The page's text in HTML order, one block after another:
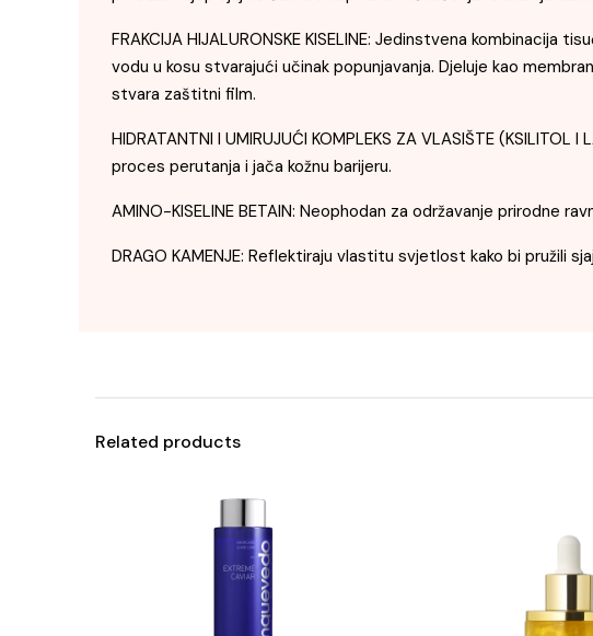
FRAKCIJA HIJALURONSKE KISELINE: Jedinstvena kombinacija
vodu u kosu stvarajući učinak popunjavanja. Djeluje kao
stvara zaštitni film.
HIDRATANTNI I UMIRUJUĆI KOMPLEKS ZA VLASIŠTE
proces perutanja i jača kožnu barijeru.
AMINO-KISELINE BETAIN: Neophodan za održavanje prirodne
DRAGO KAMENJE: Reflektiraju vlastitu svjetlost kako bi pružili
Related products